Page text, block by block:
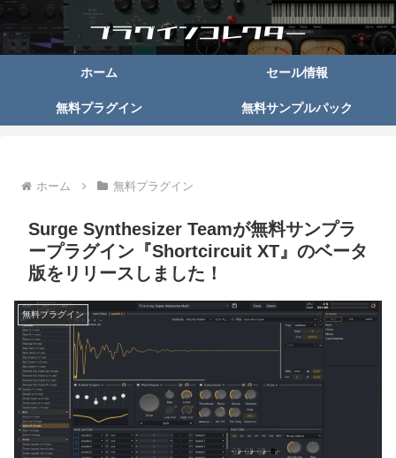
ホーム セール情報
無料プラグイン 無料サンプルパック
ホーム 無料プラグイン
Surge Synthesizer Teamが無料サンプラ
ープラグイン『Shortcircuit XT』のベータ
版をリリースしました！
無料プラグイン